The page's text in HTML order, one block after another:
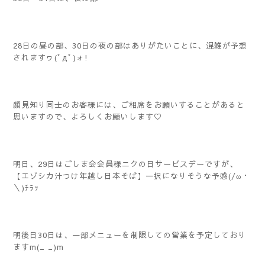
28日の昼の部、30日の夜の部はありがたいことに、混雑が予想
されますヮ(ﾟдﾟ)ォ!
顔見知り同士のお客様には、ご相席をお願いすることがあると
思いますので、よろしくお願いします♡
明日、29日はごしま会会員様ニクの日サービスデーですが、
【エゾシカ汁つけ年越し日本そば】一択になりそうな予感(/ω・
＼)ﾁﾗｯ
明後日30日は、一部メニューを制限しての営業を予定しており
ますm(_ _)m